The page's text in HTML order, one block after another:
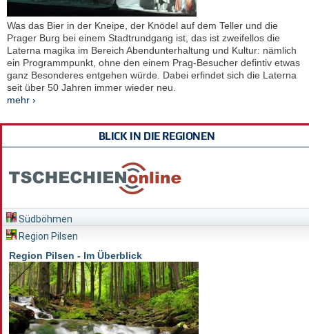
Was das Bier in der Kneipe, der Knödel auf dem Teller und die
Prager Burg bei einem Stadtrundgang ist, das ist zweifellos die
Laterna magika im Bereich Abendunterhaltung und Kultur: nämlich
ein Programmpunkt, ohne den einem Prag-Besucher defintiv etwas
ganz Besonderes entgehen würde. Dabei erfindet sich die Laterna
seit über 50 Jahren immer wieder neu.
mehr ›
BLICK IN DIE REGIONEN
Südböhmen
Region Pilsen
Region Pilsen - Im Überblick